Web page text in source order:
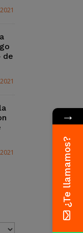
de
→
¿Te llamamos?